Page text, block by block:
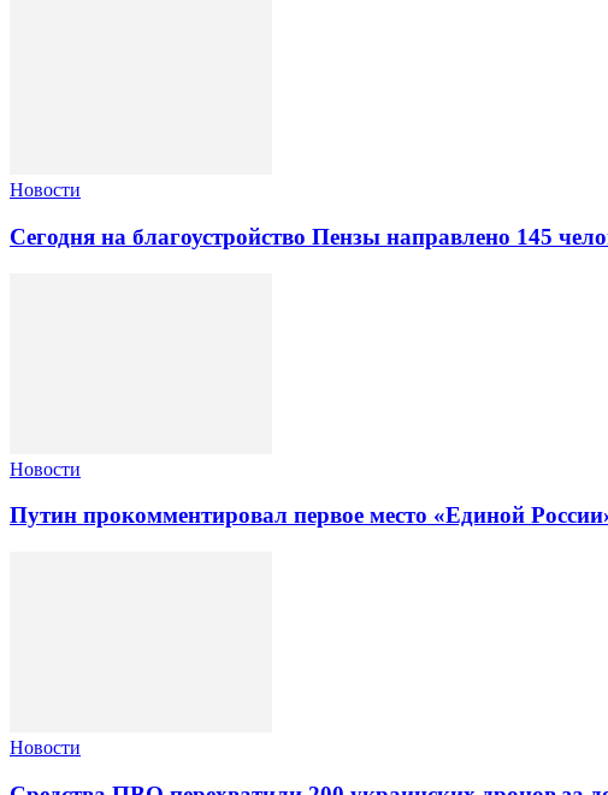
Новости
Сегодня на благоустройство Пензы направлено 145
Новости
Путин прокомментировал первое место «Единой
Новости